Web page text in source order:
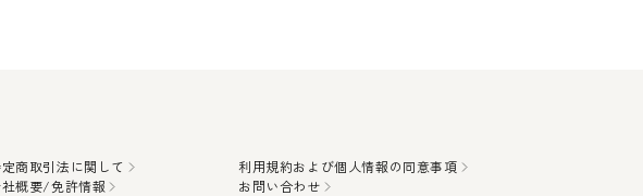
商取引法に関して
利用規約および個人情報の同意事項
概要/免許情報 お問い合わせ